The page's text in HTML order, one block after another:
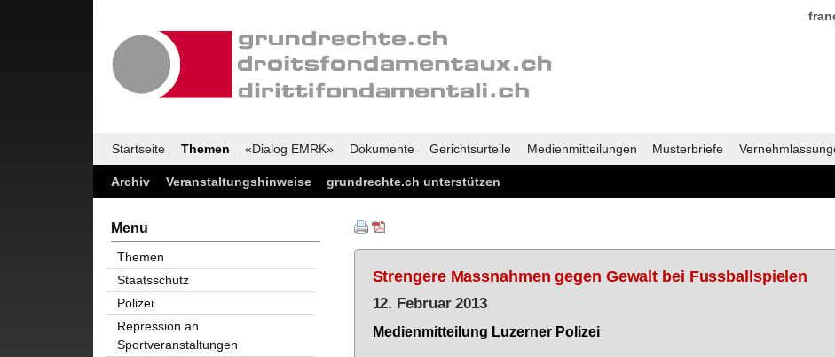
Startseite Themen «Dialog EMRK» Dokumente Gerichtsurteile Medienmitteilungen Musterbriefe
Archiv Veranstaltungshinweise grundrechte.ch unterstützen
Strengere Massnahmen gegen Gewalt bei Fussballspielen
12. Februar 2013
Me­di­en­mit­tei­lung Lu­zer­ner Po­li­zei
Menu
Themen
Staatsschutz
Polizei
Repression an
Sportveranstaltungen